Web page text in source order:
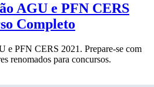
AGU e PFN CERS
Completo
e PFN CERS 2021. Prepare-se com
renomados para concursos.